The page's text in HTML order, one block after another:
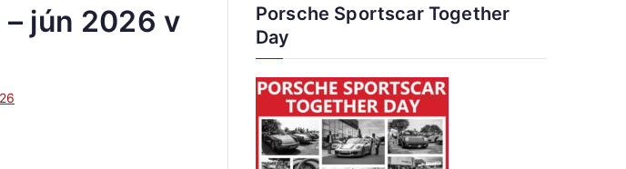
– jún 2026 v
Porsche Sportscar Together
Day